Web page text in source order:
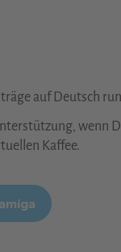
auf Deutsch
wenn
Kaffee.